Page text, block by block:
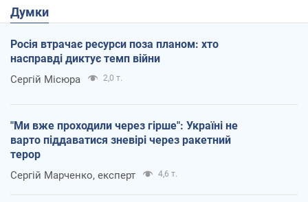
Думки
Росія втрачає ресурси поза планом: хто
насправді диктує темп війни
Сергій Місюра 2,0 т.
"Ми вже проходили через гірше": Україні не
варто піддаватися зневірі через ракетний
терор
Сергій Марченко, експерт 4,6 т.